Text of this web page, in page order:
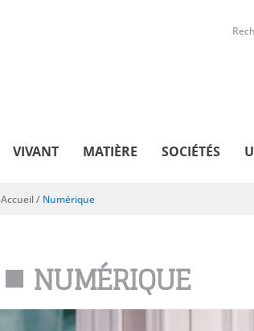
VIVANT MATIÈRE SOCIÉTÉS
Vous êtes ici
Accueil/ Numérique
NUMÉRIQUE